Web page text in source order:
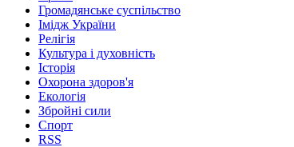
Громадянське суспільство
Імідж України
Релігія
Культура і духовність
Історія
Охорона здоров'я
Екологія
Збройні сили
Спорт
RSS